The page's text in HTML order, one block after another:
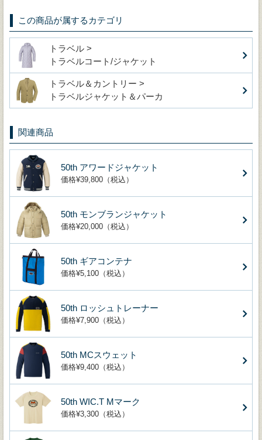
この商品が属するカテゴリ
トラベル >
トラベルコート/ジャケット
トラベル＆カントリー >
トラベルジャケット＆パーカ
関連商品
50th アワードジャケット
価格¥39,800（税込）
50th モンブランジャケット
価格¥20,000（税込）
50th ギアコンテナ
価格¥5,100（税込）
50th ロッシュトレーナー
価格¥7,900（税込）
50th MCスウェット
価格¥9,400（税込）
50th WIC.T Mマーク
価格¥3,300（税込）